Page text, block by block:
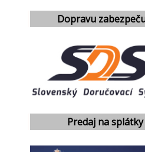
Dopravu
Predaj na splátky